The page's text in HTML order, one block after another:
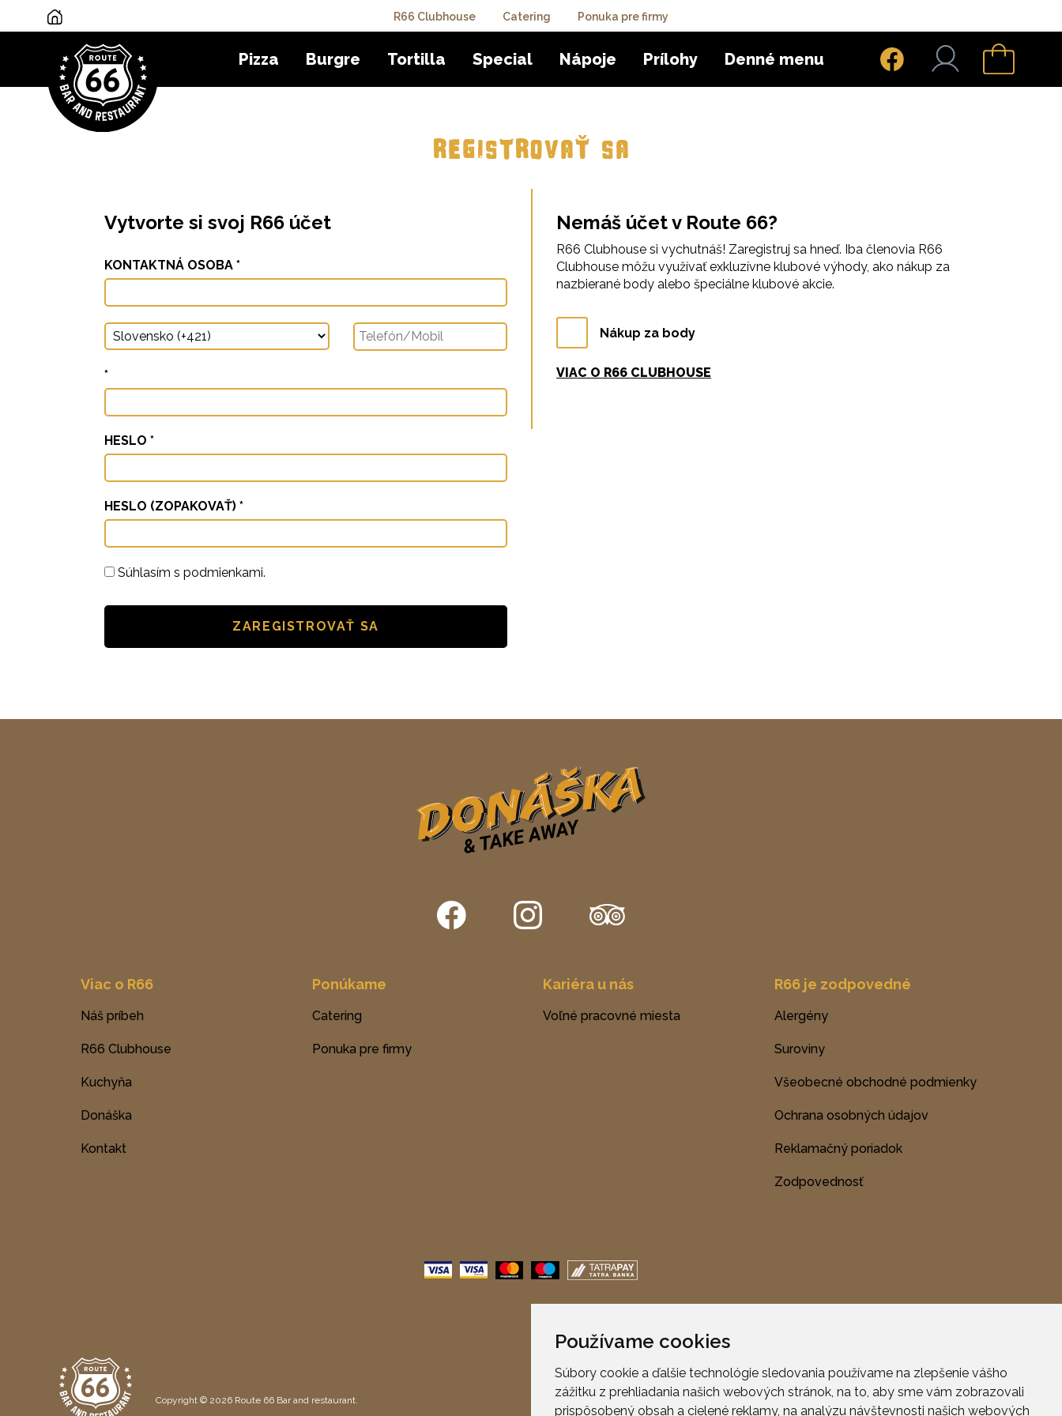
Používame cookies
Súbory cookie a ďalšie technológie sledovania používame na zlepšenie vášho
zážitku z prehliadania našich webových stránok, na to, aby sme vám zobrazovali
prispôsobený obsah a cielené reklamy, na analýzu návštevnosti našich webových
R66 Clubhouse Catering Ponuka pre firmy
Pizza Burgre Tortilla Special Nápoje Prílohy Denné menu
REGISTROVAŤ SA
Vytvorte si svoj R66 účet
KONTAKTNÁ OSOBA *
*
HESLO *
HESLO (ZOPAKOVAŤ) *
Súhlasím s podmienkami.
ZAREGISTROVAŤ SA
Nemáš účet v Route 66?
R66 Clubhouse si vychutnáš! Zaregistruj sa hneď. Iba členovia R66
Clubhouse môžu využívať exkluzívne klubové výhody, ako nákup za
nazbierané body alebo špeciálne klubové akcie.
Nákup za body
VIAC O R66 CLUBHOUSE
Viac o R66
Náš príbeh
R66 Clubhouse
Kuchyňa
Donáška
Kontakt
Ponúkame
Catering
Ponuka pre firmy
Kariéra u nás
Voľné pracovné miesta
R66 je zodpovedné
Alergény
Suroviny
Všeobecné obchodné podmienky
Ochrana osobných údajov
Reklamačný poriadok
Zodpovednosť
Copyright © 2026 Route 66 Bar and restaurant. Vytvorené spoločnosťou Efektívny marketing.